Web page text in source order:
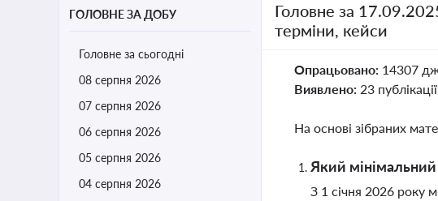
ГОЛОВНЕ ЗА ДОБУ
Головне за сьогодні
08 серпня 2026
07 серпня 2026
06 серпня 2026
05 серпня 2026
04 серпня 2026
Головне за
терміни, кейси
Опрацьовано: 14307
Виявлено: 23
На основі зібраних
Який мінімальний
З 1 січня 2026 року